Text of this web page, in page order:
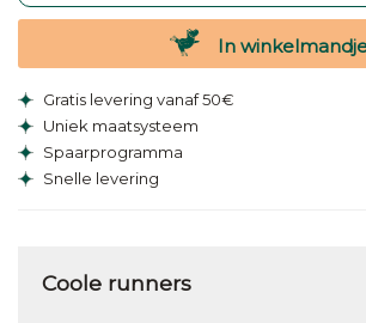
In
Gratis levering vanaf 50€
Uniek maatsysteem
Spaarprogramma
Snelle levering
Coole runners